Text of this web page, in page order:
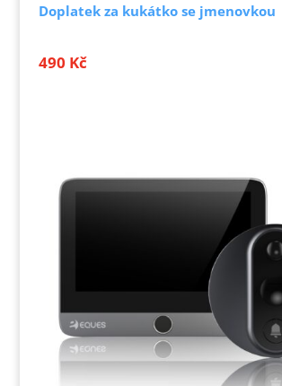
Doplatek za kukátko se jmenovkou
490 Kč